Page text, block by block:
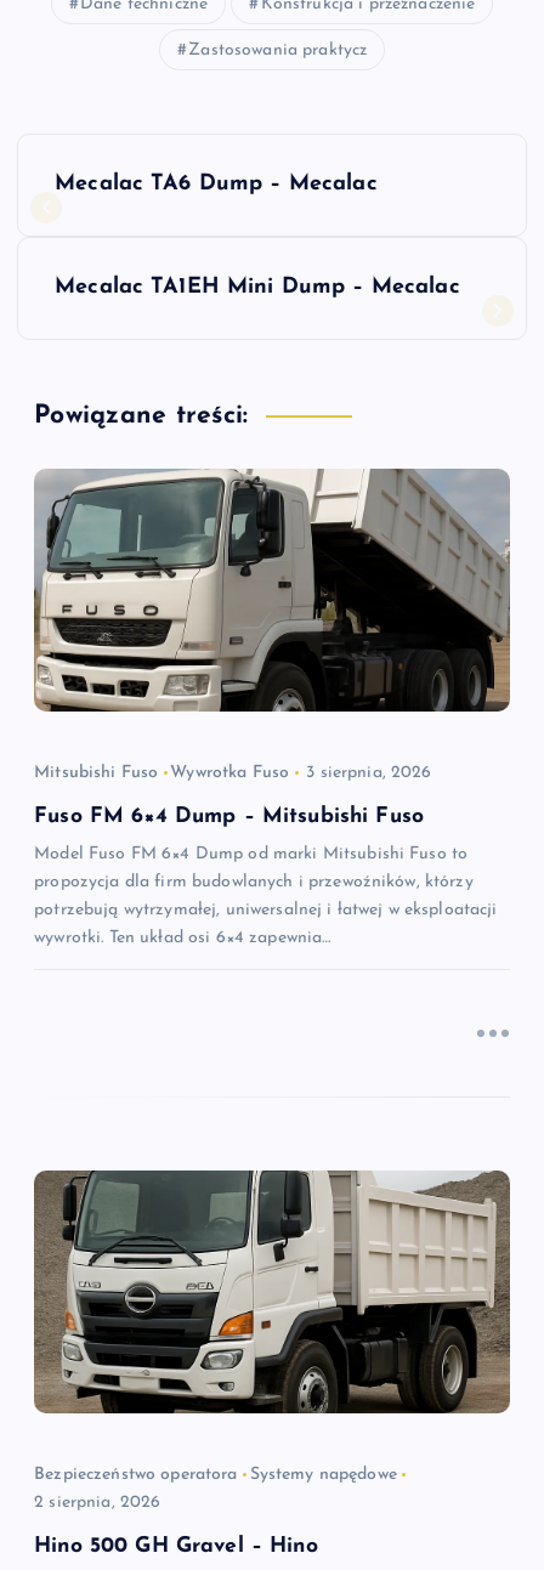
Dane techniczne Konstrukcja i przeznaczenie
Zastosowania praktycz
N
g
a
a
w
p
s
u
Mecalac TA6 Dump – Mecalac
Mecalac TA1EH Mini Dump – Mecalac
Powiązane treści:
Mitsubishi Fuso Wywrotka Fuso 3 sierpnia, 2026
Fuso FM 6×4 Dump – Mitsubishi Fuso
Model Fuso FM 6×4 Dump od marki Mitsubishi Fuso to
propozycja dla firm budowlanych i przewoźników, którzy
potrzebują wytrzymałej, uniwersalnej i łatwej w eksploatacji
wywrotki. Ten układ osi 6×4 zapewnia…
Bezpieczeństwo operatora
Systemy napędowe
2 sierpnia, 2026
Hino 500 GH Gravel – Hino